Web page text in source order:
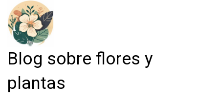
Blog sobre flores y
plantas